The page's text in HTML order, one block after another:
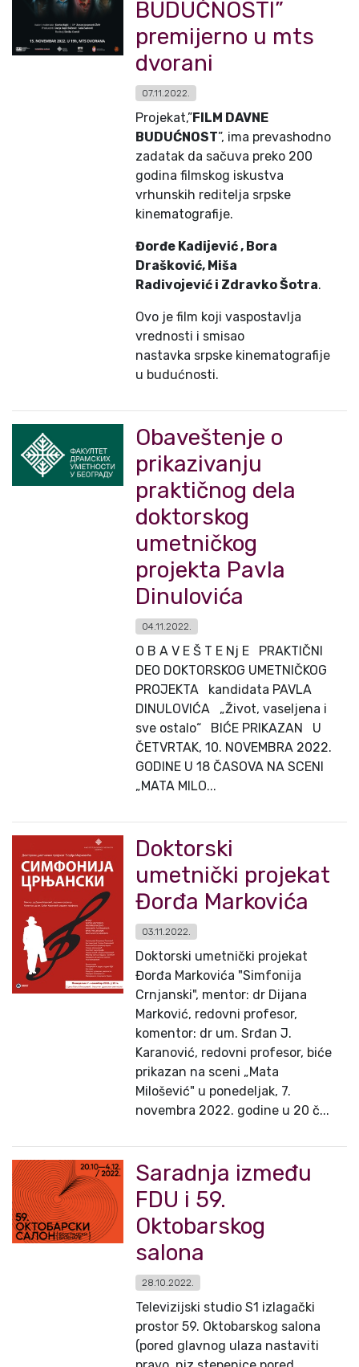
BUDUĆNOSTI”
premijerno u mts
dvorani
07.11.2022.
Projekat,”FILM DAVNE
BUDUĆNOST”, ima prevashodno
zadatak da sačuva preko 200
godina filmskog iskustva
vrhunskih reditelja srpske
kinematografije.
Đorđe Kadijević , Bora
Drašković, Miša
Radivojević i Zdravko Šotra.
Ovo je film koji vaspostavlja
vrednosti i smisao
nastavka srpske kinematografije
u budućnosti.
Obaveštenje o
prikazivanju
praktičnog dela
doktorskog
umetničkog
projekta Pavla
Dinulovića
04.11.2022.
O B A V E Š T E Nj E PRAKTIČNI
DEO DOKTORSKOG UMETNIČKOG
PROJEKTA kandidata PAVLA
DINULOVIĆA „Život, vaseljena i
sve ostalo“ BIĆE PRIKAZAN U
ČETVRTAK, 10. NOVEMBRA 2022.
GODINE U 18 ČASOVA NA SCENI
„MATA MILO...
Doktorski
umetnički projekat
Đorđa Markovića
03.11.2022.
Doktorski umetnički projekat
Đorđa Markovića "Simfonija
Crnjanski", mentor: dr Dijana
Marković, redovni profesor,
komentor: dr um. Srđan J.
Karanović, redovni profesor, biće
prikazan na sceni „Mata
Milošević" u ponedeljak, 7.
novembra 2022. godine u 20 č...
Saradnja između
FDU i 59.
Oktobarskog
salona
28.10.2022.
Televizijski studio S1 izlagački
prostor 59. Oktobarskog salona
(pored glavnog ulaza nastaviti